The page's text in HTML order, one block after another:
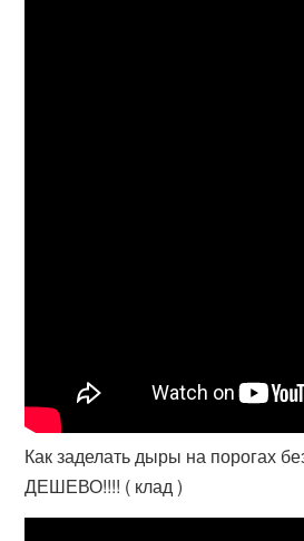
Как заделать дыры на порогах
ДЕШЕВО!!!! ( клад )